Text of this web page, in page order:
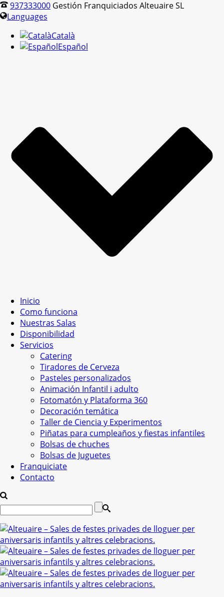
937333000 Gestión Franquiciados Alteuaire SL
Languages
Català
Español
Inicio
Como funciona
Nuestras Salas
Disponibilidad
Servicios
Catering
Tiradores de Cerveza
Pasteles personalizados
Animación Infantil i adulto
Fotomatón y Plataforma 360
Decoración temática
Taller de Ciencia y Experimentos
Piñatas para cumpleaños y fiestas infantiles
Bolsas de chuches
Bolsas de Juguetes
Franquiciate
Contacto